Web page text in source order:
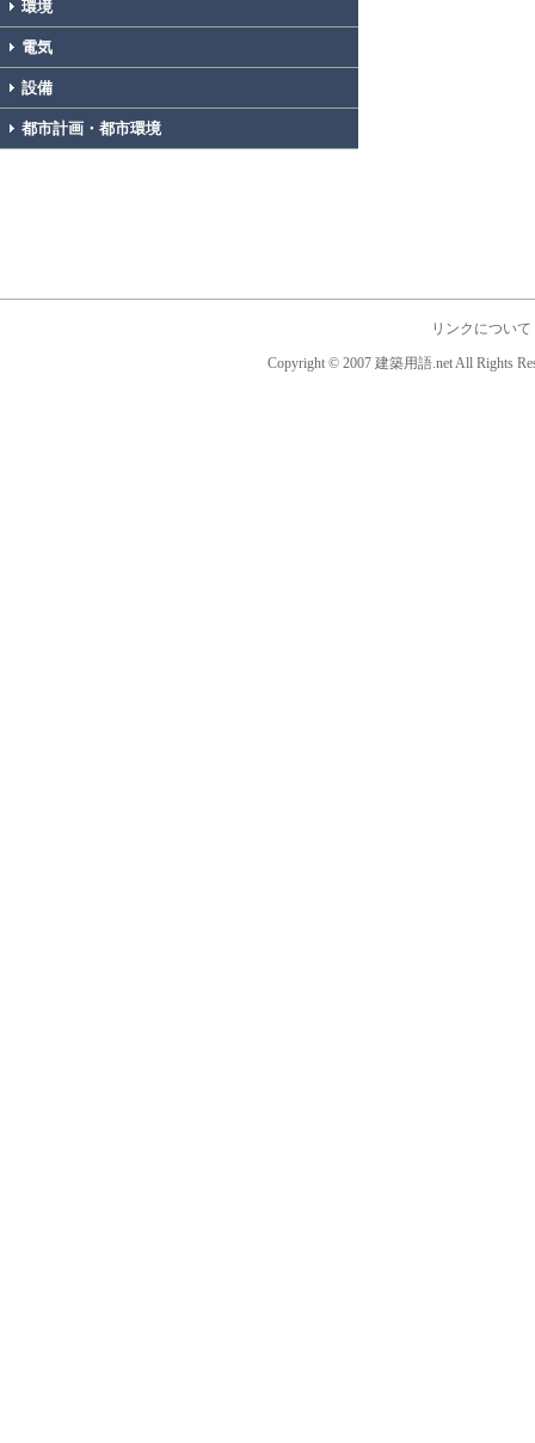
環境
電気
設備
都市計画・都市環境
リンクについて
Copyright © 2007 建築用語.net All Rights